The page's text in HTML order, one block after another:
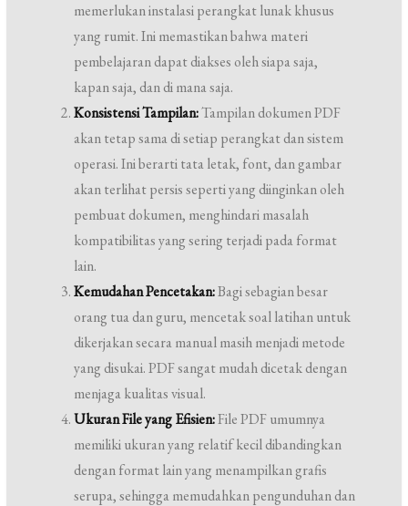
memerlukan instalasi perangkat lunak khusus
yang rumit. Ini memastikan bahwa materi
pembelajaran dapat diakses oleh siapa saja,
kapan saja, dan di mana saja.
Konsistensi Tampilan:Tampilan dokumen PDF
akan tetap sama di setiap perangkat dan sistem
operasi. Ini berarti tata letak, font, dan gambar
akan terlihat persis seperti yang diinginkan oleh
pembuat dokumen, menghindari masalah
kompatibilitas yang sering terjadi pada format
lain.
Kemudahan Pencetakan:Bagi sebagian besar
orang tua dan guru, mencetak soal latihan untuk
dikerjakan secara manual masih menjadi metode
yang disukai. PDF sangat mudah dicetak dengan
menjaga kualitas visual.
Ukuran File yang Efisien:File PDF umumnya
memiliki ukuran yang relatif kecil dibandingkan
dengan format lain yang menampilkan grafis
serupa, sehingga memudahkan pengunduhan dan